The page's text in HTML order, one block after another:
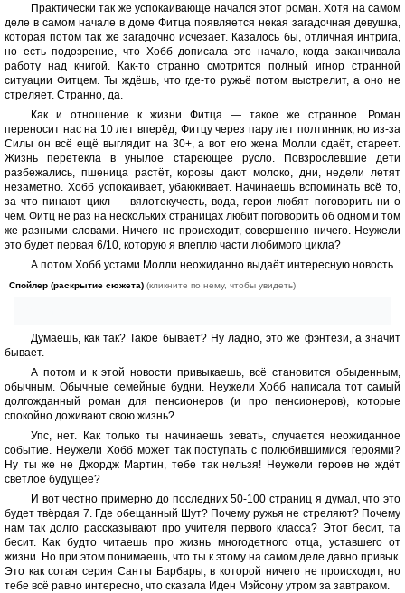
Практически так же успокаивающе начался этот роман. Хотя на самом
деле в самом начале в доме Фитца появляется некая загадочная девушка,
которая потом так же загадочно исчезает. Казалось бы, отличная интрига,
но есть подозрение, что Хобб дописала это начало, когда заканчивала
работу над книгой. Как-то странно смотрится полный игнор странной
ситуации Фитцем. Ты ждёшь, что где-то ружьё потом выстрелит, а оно не
стреляет. Странно, да.
Как и отношение к жизни Фитца — такое же странное. Роман
переносит нас на 10 лет вперёд, Фитцу через пару лет полтинник, но из-за
Силы он всё ещё выглядит на 30+, а вот его жена Молли сдаёт, стареет.
Жизнь перетекла в унылое стареющее русло. Повзрослевшие дети
разбежались, пшеница растёт, коровы дают молоко, дни, недели летят
незаметно. Хобб успокаивает, убаюкивает. Начинаешь вспоминать всё то,
за что пинают цикл — вялотекучесть, вода, герои любят поговорить ни о
чём. Фитц не раз на нескольких страницах любит поговорить об одном и том
же разными словами. Ничего не происходит, совершенно ничего. Неужели
это будет первая 6/10, которую я влеплю части любимого цикла?
А потом Хобб устами Молли неожиданно выдаёт интересную новость.
Спойлер (раскрытие сюжета) (кликните по нему, чтобы увидеть)
Думаешь, как так? Такое бывает? Ну ладно, это же фэнтези, а значит
бывает.
А потом и к этой новости привыкаешь, всё становится обыденным,
обычным. Обычные семейные будни. Неужели Хобб написала тот самый
долгожданный роман для пенсионеров (и про пенсионеров), которые
спокойно доживают свою жизнь?
Упс, нет. Как только ты начинаешь зевать, случается неожиданное
событие. Неужели Хобб может так поступать с полюбившимися героями?
Ну ты же не Джордж Мартин, тебе так нельзя! Неужели героев не ждёт
светлое будущее?
И вот честно примерно до последних 50-100 страниц я думал, что это
будет твёрдая 7. Где обещанный Шут? Почему ружья не стреляют? Почему
нам так долго рассказывают про учителя первого класса? Этот бесит, та
бесит. Как будто читаешь про жизнь многодетного отца, уставшего от
жизни. Но при этом понимаешь, что ты к этому на самом деле давно привык.
Это как сотая серия Санты Барбары, в которой ничего не происходит, но
тебе всё равно интересно, что сказала Иден Мэйсону утром за завтраком.